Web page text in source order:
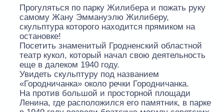
Прогуляться по парку Жилибера и пожать руку
самому Жану Эммануэлю Жилиберу,
скульптура которого находится прямиком на
остановке!
Посетить знаменитый Гродненский областной
театр кукол, который начал свою деятельность
еще в далеком 1940 году.
Увидеть скульптуру под названием
«Городничанка» около речки Городничанка.
На против большой и просторной площади
Ленина, где расположился его памятник, в парке